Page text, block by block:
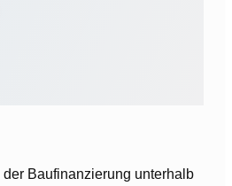
Baufinanzierung unterhalb